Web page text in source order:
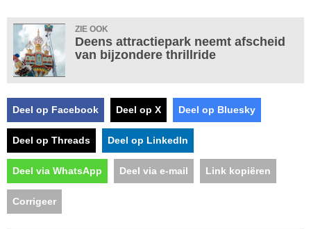
ZIE OOK
Deens attractiepark neemt afscheid
van bijzondere thrillride
Deel op Facebook Deel op X Deel op Bluesky
Deel op Threads Deel op LinkedIn
Deel via WhatsApp Deel via e-mail Link kopiëren
Corrigeer